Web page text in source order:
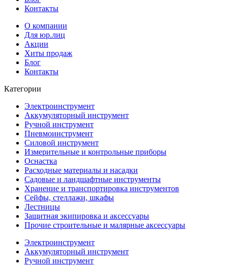
Контакты
О компании
Для юр.лиц
Акции
Хиты продаж
Блог
Контакты
Категории
Электроинструмент
Аккумуляторный инструмент
Ручной инструмент
Пневмоинструмент
Силовой инструмент
Измерительные и контрольные приборы
Оснастка
Расходные материалы и насадки
Садовые и ландшафтные инструменты
Хранение и транспортировка инструментов
Сейфы, стеллажи, шкафы
Лестницы
Защитная экипировка и аксессуары
Прочие строительные и малярные аксессуары
Электроинструмент
Аккумуляторный инструмент
Ручной инструмент